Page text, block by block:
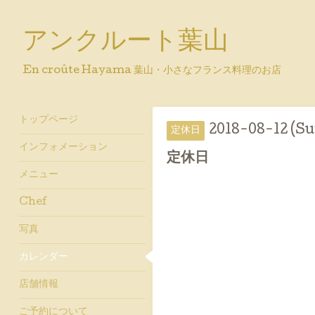
アンクルート葉山
En croûte Hayama 葉山・小さなフランス料理のお店
定休日 2018-08-12
定休日
トップページ
インフォメーション
メニュー
Chef
写真
カレンダー
店舗情報
ご予約について